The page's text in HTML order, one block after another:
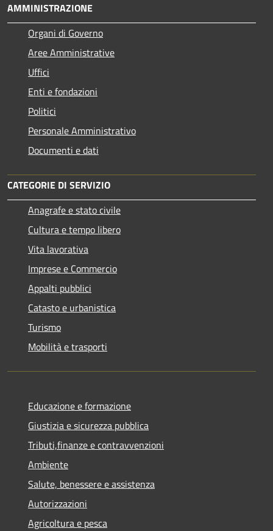
AMMINISTRAZIONE
Organi di Governo
Aree Amministrative
Uffici
Enti e fondazioni
Politici
Personale Amministrativo
Documenti e dati
CATEGORIE DI SERVIZIO
Anagrafe e stato civile
Cultura e tempo libero
Vita lavorativa
Imprese e Commercio
Appalti pubblici
Catasto e urbanistica
Turismo
Mobilità e trasporti
Educazione e formazione
Giustizia e sicurezza pubblica
Tributi,finanze e contravvenzioni
Ambiente
Salute, benessere e assistenza
Autorizzazioni
Agricoltura e pesca